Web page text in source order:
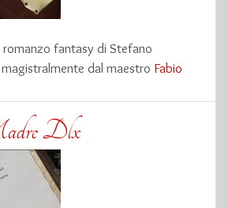
romanzo fantasy di Stefano
dal maestro Fabio
Dlx